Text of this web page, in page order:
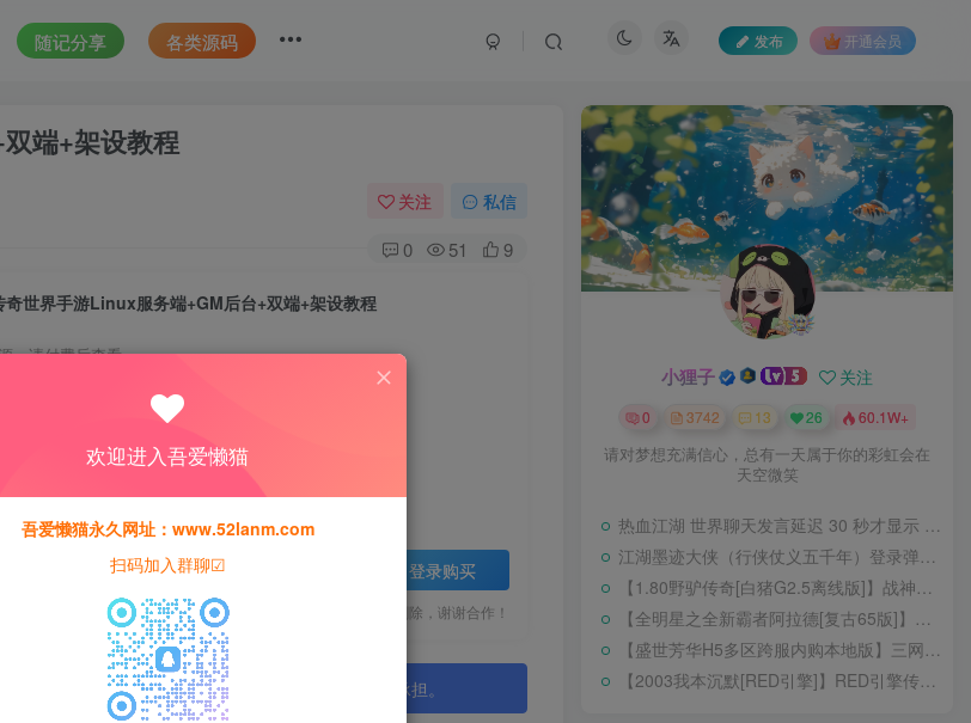
随记分享 各类源码 发布 开通会员
端+架设教程
关注 私信
0 51 9
奇世界手游Linux服务端+GM后台+双端+架设教程
，请付费后查看
15 钻石会员免费
登录购买
为网络收集整理而来，仅供学习研究使用，请在下载后24h内删除，谢谢合作！
载后请于 24 小时内删除，违规后果由使用者自行承担。
小狸子 关注
0 3742 13 26 60.1W+
请对梦想充满信心，总有一天属于你的彩虹会在
天空微笑
热血江湖 世界聊天发言延迟 30 秒才显示 BUG 修复教程
江湖墨迹大侠（行侠仗义五千年）登录弹出 WELCOME 提示无法进游戏修复教程
【1.80野驴传奇[白猪G2.5离线版]】战神引擎WIN服务端+GM工具+充值后台+安卓+架设教程
【全明星之全新霸者阿拉德[复古65版]】横版闯关手游Linux服务端+配套表+WEB管理后台+GM授权后台+双端+架设教程
【盛世芳华H5多区跨服内购本地版】三网H5宫斗养成游戏Linux手工服务端+CDK授权后台+安卓+架设教程
【2003我本沉默[RED引擎]】RED引擎传奇手游WIN服务端+GM工具+安卓+架设教程
欢迎进入吾爱懒猫
吾爱懒猫永久网址：www.52lanm.com
扫码加入群聊☑